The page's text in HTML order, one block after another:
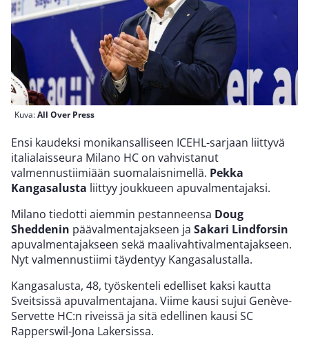
Kuva:All Over Press
Ensi kaudeksi monikansalliseen ICEHL-sarjaan liittyvä
italialaisseura Milano HC on vahvistanut
valmennustiimiään suomalaisnimellä. Pekka
Kangasalusta liittyy joukkueen apuvalmentajaksi.
Milano tiedotti aiemmin pestanneensa Doug
Sheddenin päävalmentajakseen ja Sakari Lindforsin
apuvalmentajakseen sekä maalivahtivalmentajakseen.
Nyt valmennustiimi täydentyy Kangasalustalla.
Kangasalusta, 48, työskenteli edelliset kaksi kautta
Sveitsissä apuvalmentajana. Viime kausi sujui Genève-
Servette HC:n riveissä ja sitä edellinen kausi SC
Rapperswil-Jona Lakersissa.